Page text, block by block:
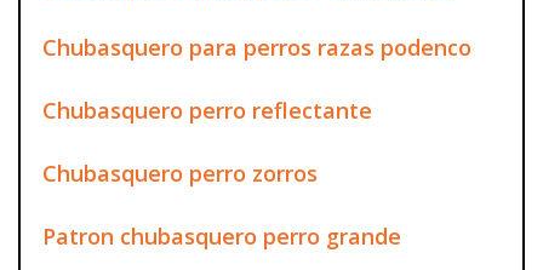
Chubasquero para perros razas podenco
Chubasquero perro reflectante
Chubasquero perro zorros
Patron chubasquero perro grande